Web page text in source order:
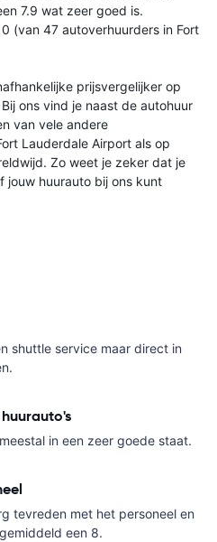
7.9 wat zeer goed is.
(van 47 autoverhuurders in Fort
prijsvergelijker op
ons vind je naast de autohuur
van vele andere
Lauderdale Airport als op
Zo weet je zeker dat je
jouw huurauto bij ons kunt
shuttle service maar direct in
in een zeer goede staat.
tevreden met het personeel en
een 8.